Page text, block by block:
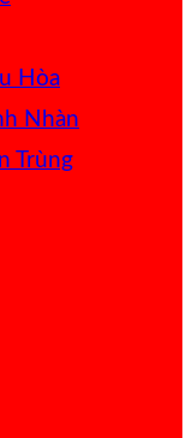
Hòa
Nhàn
Trùng